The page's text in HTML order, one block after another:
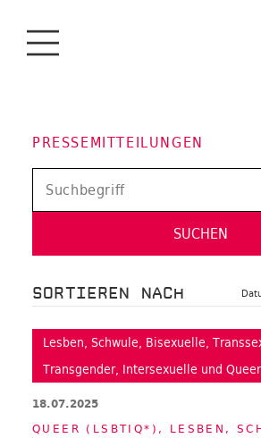
PRESSEMITTEILUNGEN
SORTIEREN NACH
Lesben, Schwule, Bisexuelle,
Transgender, Intersexuelle und Queer
18.07.2025
QUEER (LSBTI­Q*) ,
LES­BEN,